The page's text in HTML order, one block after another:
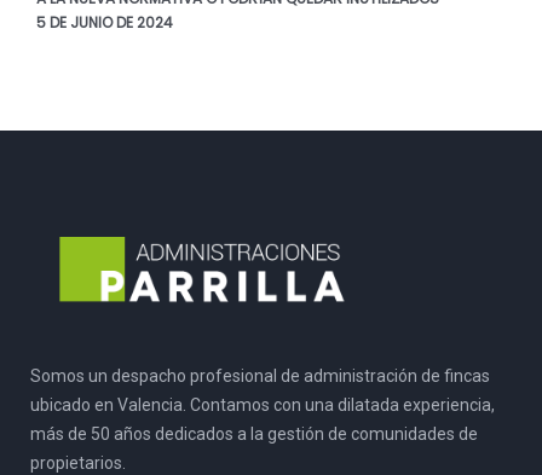
5 DE JUNIO DE 2024
Somos un despacho profesional de administración de fincas
ubicado en Valencia. Contamos con una dilatada experiencia,
más de 50 años dedicados a la gestión de comunidades de
propietarios.